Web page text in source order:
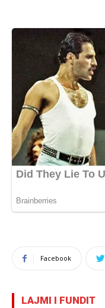
Facebook
LAJMI I FUNDIT